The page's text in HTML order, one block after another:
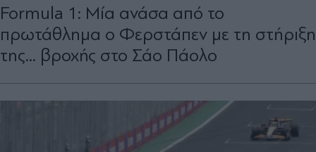
Formula 1: Μία ανάσα από το
πρωτάθλημα ο Φερστάπεν με τη στήριξη
της... βροχής στο Σάο Πάολο